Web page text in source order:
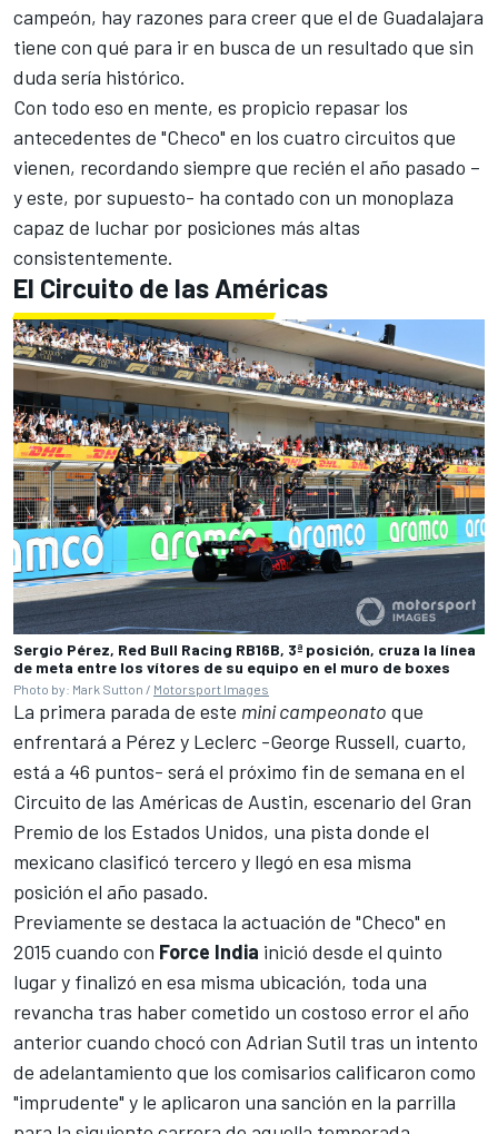
campeón, hay razones para creer que el de Guadalajara
tiene con qué para ir en busca de un resultado que sin
duda sería histórico.
Con todo eso en mente, es propicio repasar los
antecedentes de "Checo" en los cuatro circuitos que
vienen, recordando siempre que recién el año pasado –
y este, por supuesto- ha contado con un monoplaza
capaz de luchar por posiciones más altas
consistentemente.
El Circuito de las Américas
Sergio Pérez, Red Bull Racing RB16B, 3ª posición, cruza la línea
de meta entre los vítores de su equipo en el muro de boxes
Photo by: Mark Sutton / Motorsport Images
La primera parada de este mini campeonato que
enfrentará a Pérez y Leclerc -George Russell, cuarto,
está a 46 puntos- será el próximo fin de semana en el
Circuito de las Américas de Austin, escenario del Gran
Premio de los Estados Unidos, una pista donde el
mexicano clasificó tercero y llegó en esa misma
posición el año pasado.
Previamente se destaca la actuación de "Checo" en
2015 cuando con Force India inició desde el quinto
lugar y finalizó en esa misma ubicación, toda una
revancha tras haber cometido un costoso error el año
anterior cuando chocó con Adrian Sutil tras un intento
de adelantamiento que los comisarios calificaron como
"imprudente" y le aplicaron una sanción en la parrilla